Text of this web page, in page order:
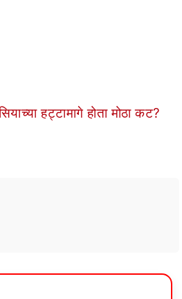
हट्टामागे होता मोठा कट?